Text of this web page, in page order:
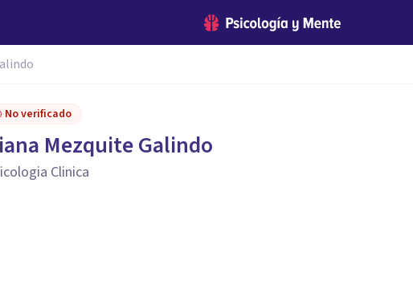
No verificado
Mezquite Galindo
Clinica